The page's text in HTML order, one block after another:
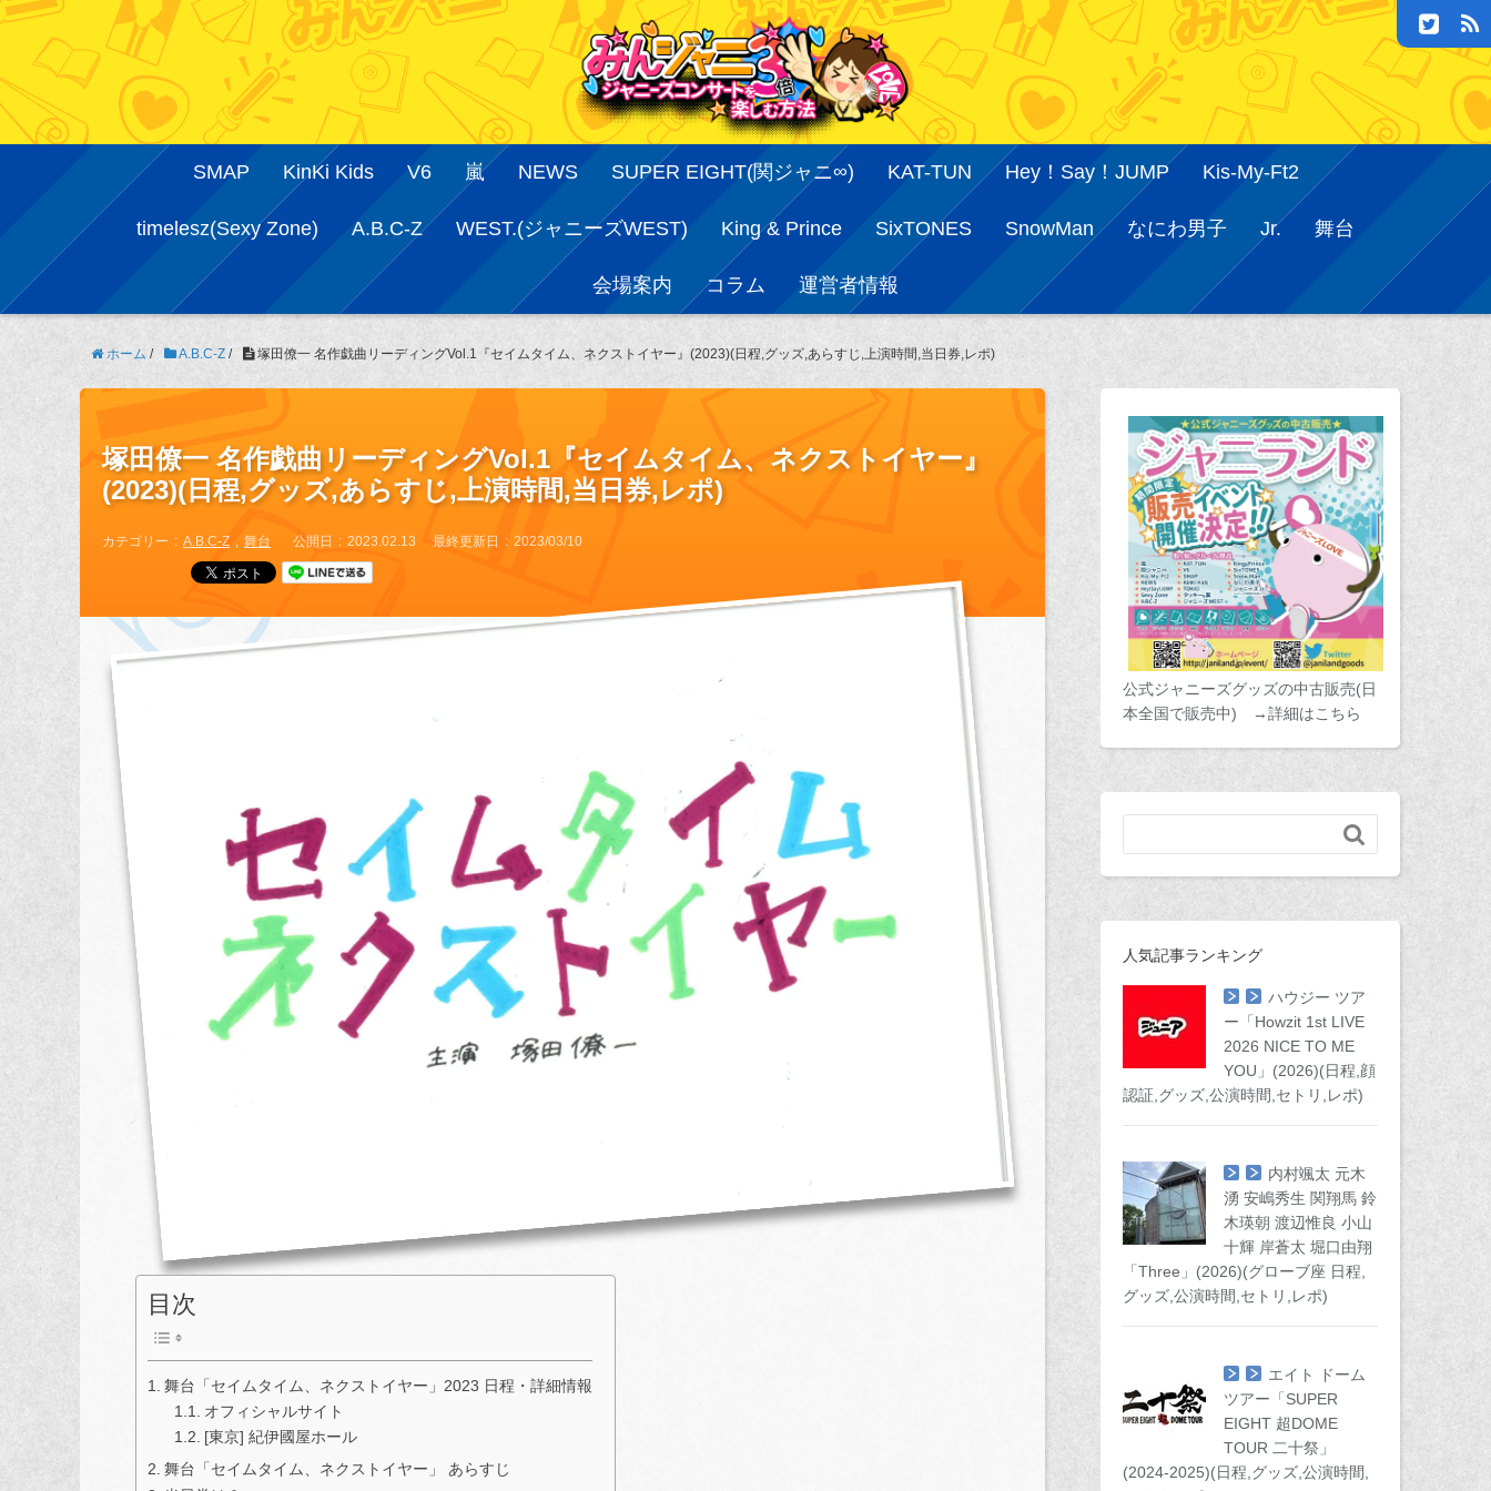
SMAP KinKi Kids V6 嵐 NEWS SUPER EIGHT(関ジャニ∞) KAT-TUN Hey！Say！JUMP Kis-My-Ft2
timelesz(Sexy Zone) A.B.C-Z WEST.(ジャニーズWEST) King & Prince SixTONES SnowMan なにわ男子 Jr. 舞台
会場案内 コラム 運営者情報
ホーム / A.B.C-Z / 塚田僚一 名作戯曲リーディングVol.1『セイムタイム、ネクストイヤー』(2023)(日程,グッズ,あらすじ,上演時間,当日券,レポ)
塚田僚一 名作戯曲リーディングVol.1『セイムタイム、ネクストイヤー』
(2023)(日程,グッズ,あらすじ,上演時間,当日券,レポ)
カテゴリー A.B.C-Z 舞台 公開日 2023.02.13 最終更新日 2023/03/10
目次
舞台「セイムタイム、ネクストイヤー」2023 日程・詳細情報
オフィシャルサイト
[東京] 紀伊國屋ホール
舞台「セイムタイム、ネクストイヤー」 あらすじ
公式ジャニーズグッズの中古販売(日
本全国で販売中) →詳細はこちら

人気記事ランキング
ハウジー ツア
ー「Howzit 1st LIVE
2026 NICE TO ME
YOU」(2026)(日程,顔
認証,グッズ,公演時間,セトリ,レポ)
内村颯太 元木
湧 安嶋秀生 関翔馬 鈴
木瑛朝 渡辺惟良 小山
十輝 岸蒼太 堀口由翔
「Three」(2026)(グローブ座 日程,
グッズ,公演時間,セトリ,レポ)
エイト ドーム
ツアー「SUPER
EIGHT 超DOME
TOUR 二十祭」
(2024-2025)(日程,グッズ,公演時間,